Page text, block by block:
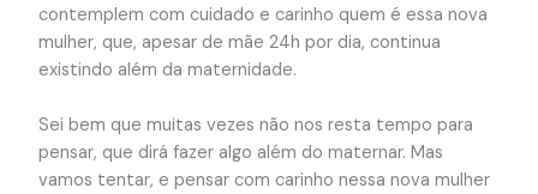
contemplem com cuidado e carinho quem é essa nova
mulher, que, apesar de mãe 24h por dia, continua
existindo além da maternidade.
Sei bem que muitas vezes não nos resta tempo para
pensar, que dirá fazer algo além do maternar. Mas
vamos tentar, e pensar com carinho nessa nova mulher